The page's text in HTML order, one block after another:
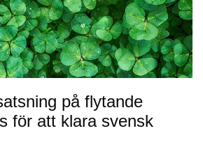
på flytande
för att klara svensk